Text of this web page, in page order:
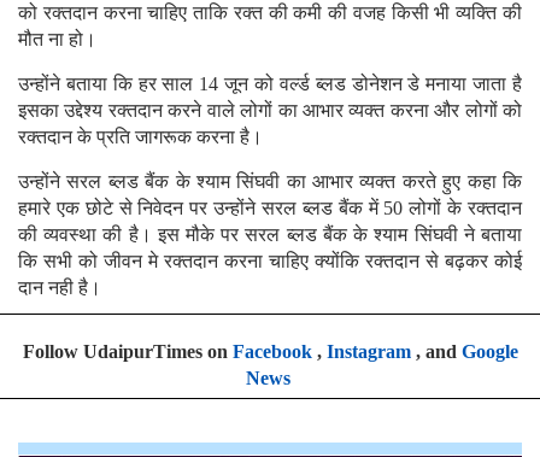
को रक्तदान करना चाहिए ताकि रक्त की कमी की वजह किसी भी व्यक्ति की
मौत ना हो।
उन्होंने बताया कि हर साल 14 जून को वर्ल्ड ब्लड डोनेशन डे मनाया जाता है
इसका उद्देश्य रक्तदान करने वाले लोगों का आभार व्यक्त करना और लोगों को
रक्तदान के प्रति जागरूक करना है।
उन्होंने सरल ब्लड बैंक के श्याम सिंघवी का आभार व्यक्त करते हुए कहा कि
हमारे एक छोटे से निवेदन पर उन्होंने सरल ब्लड बैंक में 50 लोगों के रक्तदान
की व्यवस्था की है। इस मौके पर सरल ब्लड बैंक के श्याम सिंघवी ने बताया
कि सभी को जीवन मे रक्तदान करना चाहिए क्योंकि रक्तदान से बढ़कर कोई
दान नही है।
Follow UdaipurTimes on Facebook, Instagram, and Google
News